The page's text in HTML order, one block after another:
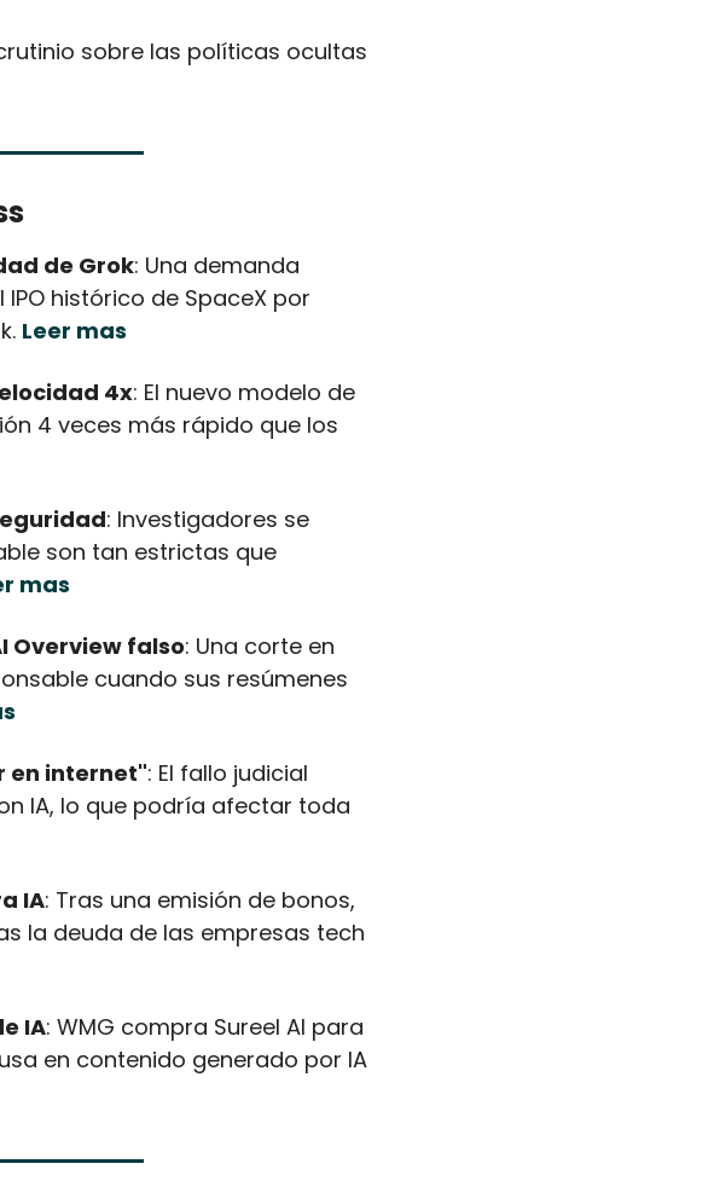
sobre las políticas ocultas
de Grok: Una demanda
histórico de SpaceX por
Leer mas
4x: El nuevo modelo de
4 veces más rápido que los
: Investigadores se
son tan estrictas que
mas
Overview falso: Una corte en
cuando sus resúmenes
en internet": El fallo judicial
IA, lo que podría afectar toda
IA: Tras una emisión de bonos,
la deuda de las empresas tech
IA: WMG compra Sureel AI para
en contenido generado por IA